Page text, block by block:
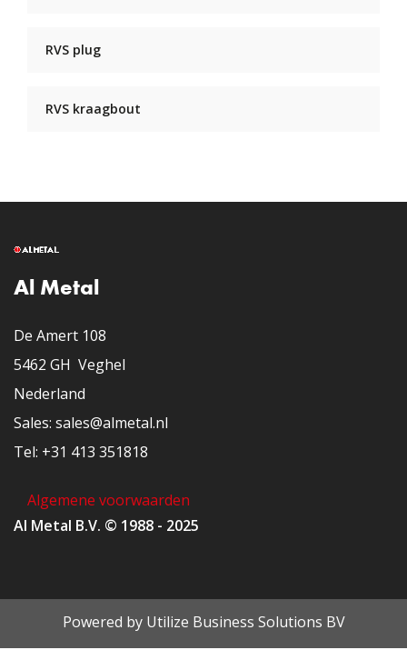
RVS plug
RVS kraagbout
Al Metal
De Amert 108
5462 GH Veghel
Nederland
​Sales: sales@almetal.nl
​Tel: +31 413 351818
Algemene voorwaarden
Al Metal B.V. © 1988 - 2025
Powered by Utilize Business Solutions BV